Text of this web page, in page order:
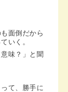
面倒だから
いく。
味？」と聞
て、勝手に